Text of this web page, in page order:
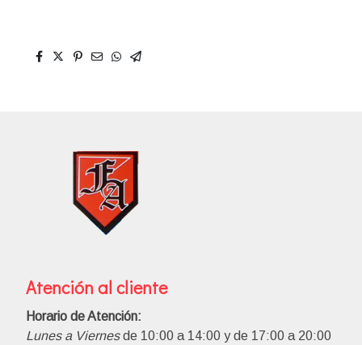
Atención al cliente
Horario de Atención:
Lunes a Viernesde 10:00 a 14:00 y de 17:00 a 20:00